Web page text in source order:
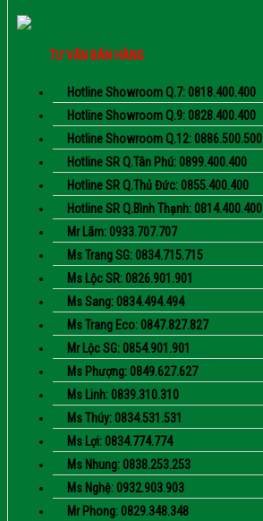
TƯ VẤN BÁN HÀNG
Hotline Showroom Q.7: 0818.400.400
Hotline Showroom Q.9: 0828.400.400
Hotline Showroom Q.12: 0886.500.500
Hotline SR Q.Tân Phú: 0899.400.400
Hotline SR Q.Thủ Đức: 0855.400.400
Hotline SR Q.Bình Thạnh: 0814.400.400
Mr Lãm: 0933.707.707
Ms Trang SG: 0834.715.715
Ms Lộc SR: 0826.901.901
Ms Sang: 0834.494.494
Ms Trang Eco: 0847.827.827
Mr Lộc SG: 0854.901.901
Ms Phượng: 0849.627.627
Ms Linh: 0839.310.310
Ms Thúy: 0834.531.531
Ms Lợi: 0834.774.774
Ms Nhung: 0838.253.253
Ms Nghệ: 0932.903.903
Mr Phong: 0829.348.348